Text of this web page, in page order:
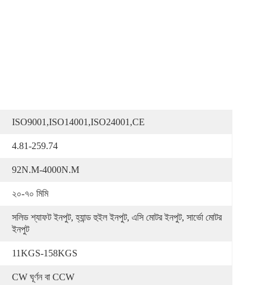
ISO9001,ISO14001,ISO24001,CE
4.81-259.74
92N.m-4000N.m
২০-৭০ মিমি
সলিড শ্যাফট ইনপুট, হ্যান্ড হুইল ইনপুট, এসি মোটর ইনপুট, সার্ভো মোটর
ইনপুট
11KGS-158KGS
CW ঘূর্ণন বা CCW